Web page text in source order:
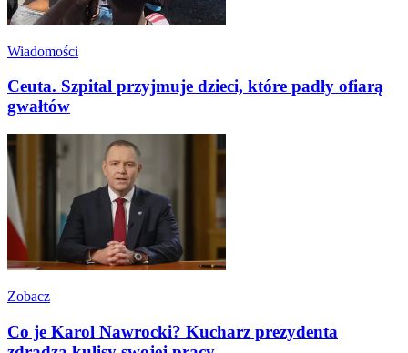
Wiadomości
Ceuta. Szpital przyjmuje dzieci, które padły ofiarą
gwałtów
Zobacz
Co je Karol Nawrocki? Kucharz prezydenta